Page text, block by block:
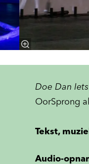
Doe Dan Iets
OorSprong
Tekst,
Audio-